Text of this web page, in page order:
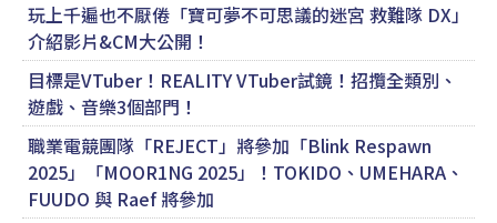
玩上千遍也不厭倦「寶可夢不可思議的迷宮 救難隊 DX」
介紹影片&CM大公開！
目標是VTuber！REALITY VTuber試鏡！招攬全類別、
遊戲、音樂3個部門！
職業電競團隊「REJECT」將參加「Blink Respawn
2025」「MOOR1NG 2025」！TOKIDO、UMEHARA、
FUUDO 與 Raef 將參加